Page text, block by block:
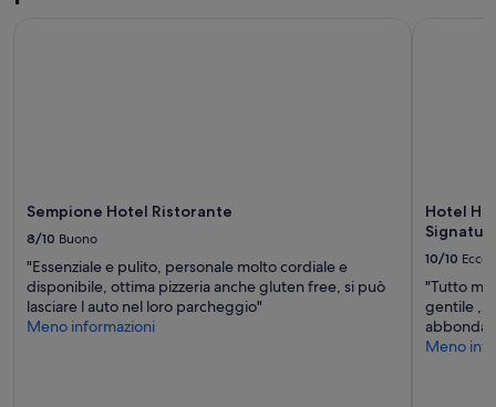
Sempione Hotel Ristorante
8/10 Buono
"Essenziale e pulito, personale molto cordiale e
disponibile, ottima pizzeria anche gluten free, si può
lasciare l auto nel loro parcheggio"
Meno informazioni
Hotel
10/10
"Tutto
gentile ,
Meno